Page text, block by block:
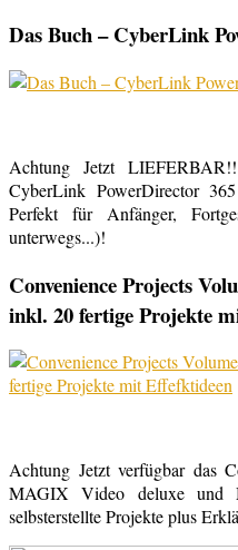
Das Buch – CyberLink
Achtung Jetzt
CyberLink PowerDirector
Perfekt für Anfänger,
unterwegs...)!
Convenience Projects
inkl. 20 fertige Projekte
Achtung Jetzt verfügbar das
MAGIX Video deluxe
selbsterstellte Projekte plus